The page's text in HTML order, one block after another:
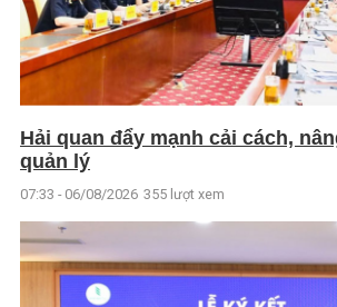
Hải quan đẩy mạnh cải cách,
quản lý
07:33 - 06/08/2026 355 lượt xem